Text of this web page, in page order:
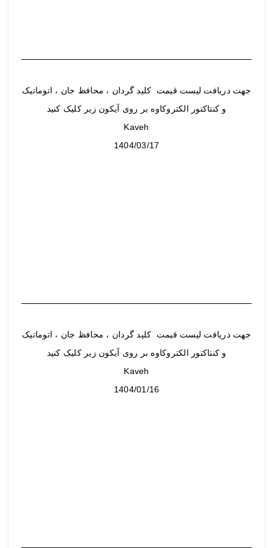
جهت دریافت لیست قیمت کلید گردان ، محافظ جان ، اتوماتیک
و کنتاکتور الکتروکاوه بر روی آیکون زیر کلیک کنید
Kaveh
1404/03/17
جهت دریافت لیست قیمت کلید گردان ، محافظ جان ، اتوماتیک
و کنتاکتور الکتروکاوه بر روی آیکون زیر کلیک کنید
Kaveh
1404/01/16